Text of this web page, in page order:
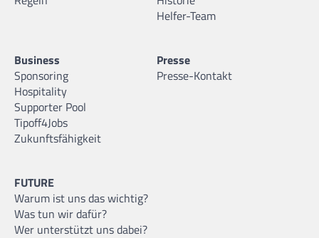
Helfer-Team
Business
Sponsoring
Hospitality
Supporter Pool
Tipoff4Jobs
Zukunftsfähigkeit
Presse
Presse-Kontakt
FUTURE
Warum ist uns das wichtig?
Was tun wir dafür?
Wer unterstützt uns dabei?